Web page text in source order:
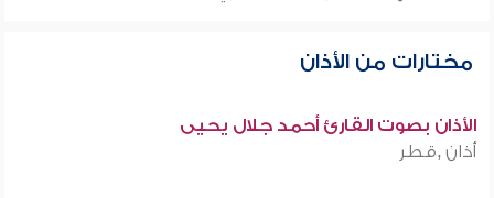
مختارات من الأذان
الأذان بصوت القارئ أحمد جلال يحيى
أذان ,قطر